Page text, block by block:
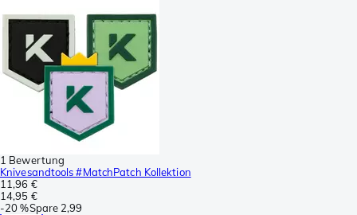
1 Bewertung
Knivesandtools #MatchPatch Kollektion
11,96 €
14,95 €
-20 %Spare 2,99